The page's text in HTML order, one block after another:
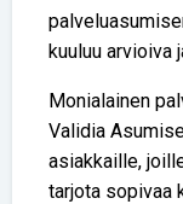
kuuluu arvioiva
Monialainen
Validia
asiakkaille,
tarjota sopivaa